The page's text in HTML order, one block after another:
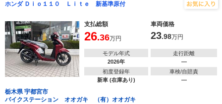
ホンダ Ｄｉｏ１１０ Ｌｉｔｅ 新基準原付
支払総額 車両価格
26.36万円 23.98万円
モデル年式
2026年
走行距離
―
初度登録年
新車 (在庫あり)
車検/自賠責
―
栃木県 宇都宮市
バイクステーション オオガキ （有）オオガキ